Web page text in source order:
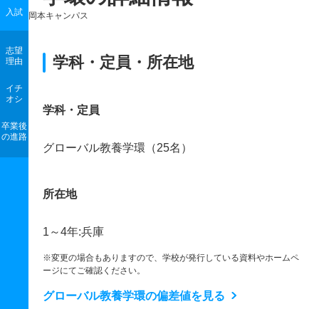
入試
志望
理由
イチ
オシ
卒業後
の進路
岡本キャンパス
学科・定員・所在地
学科・定員
グローバル教養学環（25名）
所在地
1～4年:兵庫
※変更の場合もありますので、学校が発行している資料やホームペ
ージにてご確認ください。
グローバル教養学環の偏差値を見る